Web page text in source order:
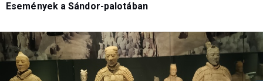
Események a Sándor-palotában